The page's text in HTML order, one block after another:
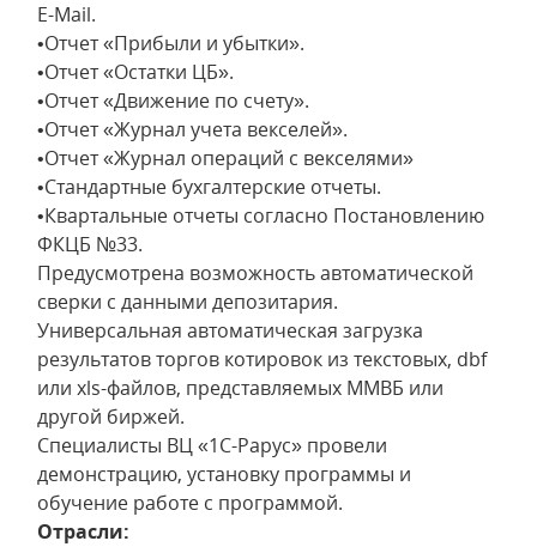
E-Mail.
•Отчет «Прибыли и убытки».
•Отчет «Остатки ЦБ».
•Отчет «Движение по счету».
•Отчет «Журнал учета векселей».
•Отчет «Журнал операций с векселями»
•Стандартные бухгалтерские отчеты.
•Квартальные отчеты согласно Постановлению
ФКЦБ №33.
Предусмотрена возможность автоматической
сверки с данными депозитария.
Универсальная автоматическая загрузка
результатов торгов котировок из текстовых, dbf
или xls-файлов, представляемых ММВБ или
другой биржей.
Специалисты ВЦ «1С-Рарус» провели
демонстрацию, установку программы и
обучение работе с программой.
Отрасли: